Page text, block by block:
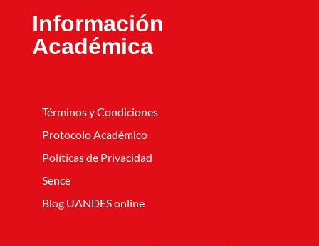
Información
Académica
Términos y Condiciones
Protocolo Académico
Políticas de Privacidad
Sence
Blog UANDES online